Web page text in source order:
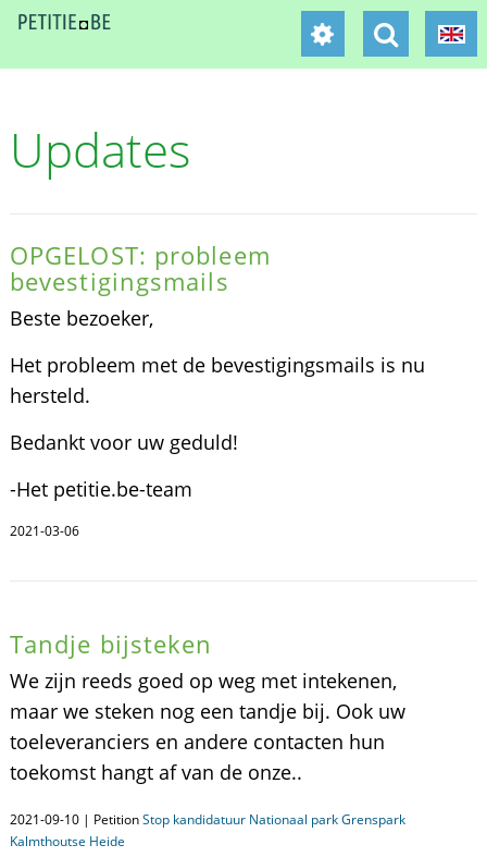
Updates
OPGELOST: probleem
bevestigingsmails
Beste bezoeker,
Het probleem met de bevestigingsmails is nu
hersteld.
Bedankt voor uw geduld!
-Het petitie.be-team
2021-03-06
Tandje bijsteken
We zijn reeds goed op weg met intekenen,
maar we steken nog een tandje bij. Ook uw
toeleveranciers en andere contacten hun
toekomst hangt af van de onze..
2021-09-10 | PetitionStop kandidatuur Nationaal park Grenspark
Kalmthoutse Heide